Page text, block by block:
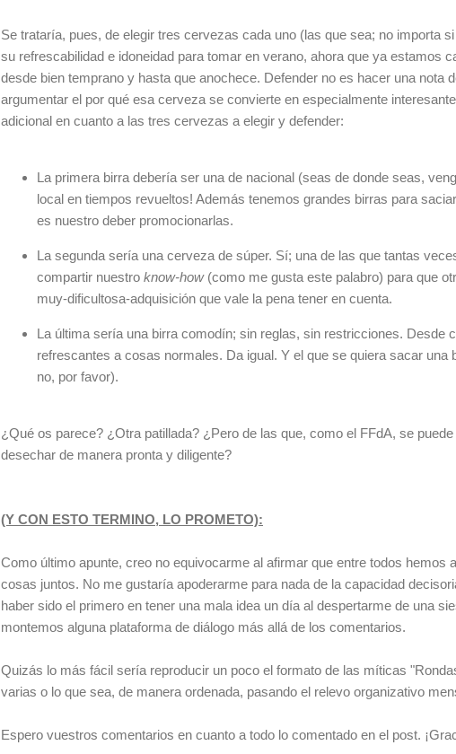
Se trataría, pues, de elegir tres cervezas cada uno (las que sea; no importa
su refrescabilidad e idoneidad para tomar en verano, ahora que ya estamos
desde bien temprano y hasta que anochece. Defender no es hacer una nota
argumentar el por qué esa cerveza se convierte en especialmente
adicional en cuanto a las tres cervezas a elegir y defender:
La primera birra debería ser una de nacional (seas de donde seas,
local en tiempos revueltos! Además tenemos grandes birras para
es nuestro deber promocionarlas.
La segunda sería una cerveza de súper. Sí; una de las que tantas
compartir nuestro know-how(como me gusta este palabro) para que
muy-dificultosa-adquisición que vale la pena tener en cuenta.
La última sería una birra comodín; sin reglas, sin restricciones. Desde
refrescantes a cosas normales. Da igual. Y el que se quiera sacar una
no, por favor).
¿Qué os parece? ¿Otra patillada? ¿Pero de las que, como el FFdA, se
desechar de manera pronta y diligente?
(Y CON ESTO TERMINO, LO PROMETO):
Como último apunte, creo no equivocarme al afirmar que entre todos hemos
cosas juntos. No me gustaría apoderarme para nada de la capacidad
haber sido el primero en tener una mala idea un día al despertarme de una
montemos alguna plataforma de diálogo más allá de los comentarios.
Quizás lo más fácil sería reproducir un poco el formato de las míticas
varias o lo que sea, de manera ordenada, pasando el relevo organizativo
Espero vuestros comentarios en cuanto a todo lo comentado en el post.